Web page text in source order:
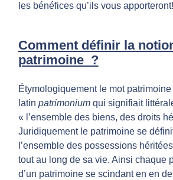
u
o
f
a
les bénéfices qu’ils vous apporteront!
Comment définir la
patrimoine ?
Étymologiquement le mot
latin patrimonium qui signifiait
« l’ensemble des biens, des droits
Juridiquement le patrimoine se
l’ensemble des possessions
tout au long de sa vie. Ainsi chaque
d’un patrimoine se scindant en en